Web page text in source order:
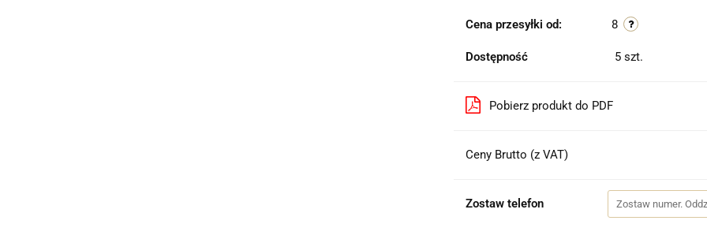
Cena przesyłki od: 8
Dostępność 5 szt.
Pobierz produkt do PDF
Ceny Brutto (z VAT)
Zostaw telefon